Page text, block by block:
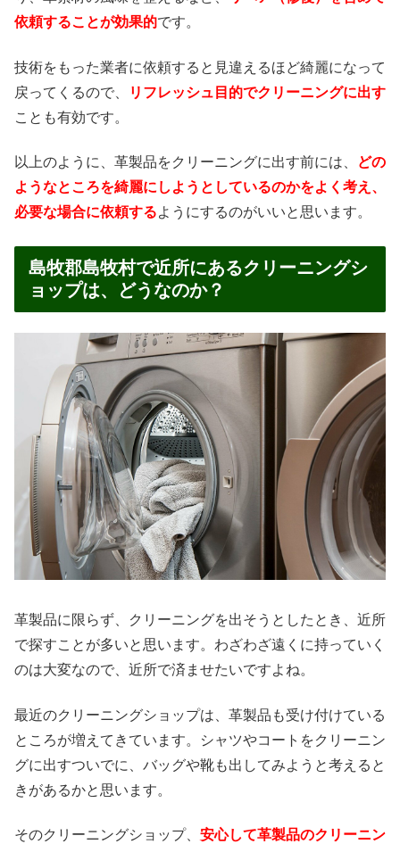
依頼することが効果的です。
技術をもった業者に依頼すると見違えるほど綺麗になって
戻ってくるので、
リフレッシュ目的でクリーニングに出す
ことも有効です。
以上のように、革製品をクリーニングに出す前には、
どの
ようなところを綺麗にしようとしているのかをよく考え、
必要な場合に依頼するようにするのがいいと思います。
島牧郡島牧村で近所にあるクリーニングシ
ョップは、どうなのか？
革製品に限らず、クリーニングを出そうとしたとき、近所
で探すことが多いと思います。わざわざ遠くに持っていく
のは大変なので、近所で済ませたいですよね。
最近のクリーニングショップは、革製品も受け付けている
ところが増えてきています。シャツやコートをクリーニン
グに出すついでに、バッグや靴も出してみようと考えると
きがあるかと思います。
そのクリーニングショップ、 安心して革製品のクリーニン